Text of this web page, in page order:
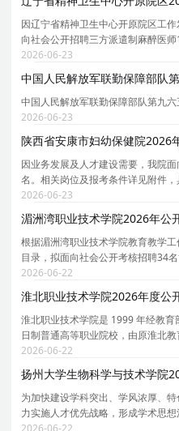
因辽宁省精神卫生中心开原院区工
向社会公开招聘三方派遣制麻醉医
工作规范有序开展，现将有关事项公
次招聘三方派遣制工作人员1名，具
2026-06-23
中国人民解放军联勤保障部队第九
2026-06-23
因业务发展及人才建设需要，我院
名。相关岗位及报考条件详见附件
（一）基本条件 1.具有中华人民共
会主义制度，遵守宪法、法律法规
2026-06-23
湄洲湾职业技术学院2026年公
根据湄洲湾职业技术学院教育教学
目录，拟面向社会公开考核招聘34
聘对象 博士研究生毕业生。 二、招
专业 学历 学位 政治面貌 备注 1 智能
2026-06-22
淮北职业技术学院是 1999 年经教
日制普通高等职业院校，由原淮北
电大淮北分校、淮北财政学校、淮
卫生学校整体并入，是安徽省示范
2026-06-22
为加快建设学科突出、学风浓厚、
力实施人才优先战略，形成学术思
伍。现面向海内外招贤纳士，诚挚
2026-06-22